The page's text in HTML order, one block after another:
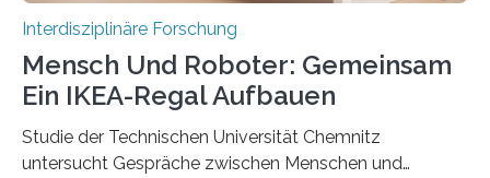
Interdisziplinäre Forschung
Mensch Und Roboter: Gemeinsam
Ein IKEA-Regal Aufbauen
Studie der Technischen Universität Chemnitz
untersucht Gespräche zwischen Menschen und